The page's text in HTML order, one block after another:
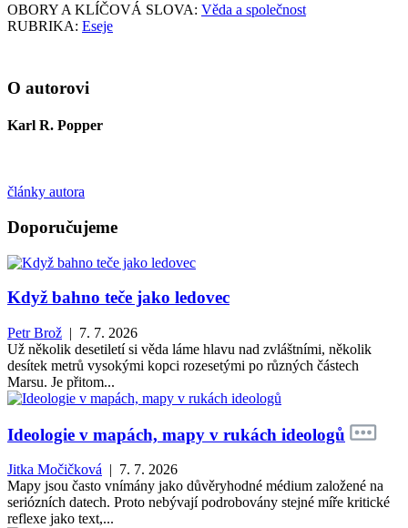
OBORY A KLÍČOVÁ SLOVA: Věda a společnost
RUBRIKA: Eseje
O autorovi
Karl R. Popper
články autora
Doporučujeme
Když bahno teče jako ledovec
Petr Brož | 7. 7. 2026
Už několik desetiletí si věda láme hlavu nad zvláštními, několik
desítek metrů vysokými kopci rozesetými po různých částech
Marsu. Je přitom...
Ideologie v mapách, mapy v rukách ideologů
Jitka Močičková | 7. 7. 2026
Mapy jsou často vnímány jako důvěryhodné médium založené na
seriózních datech. Proto nebývají podrobovány stejné míře kritické
reflexe jako text,...